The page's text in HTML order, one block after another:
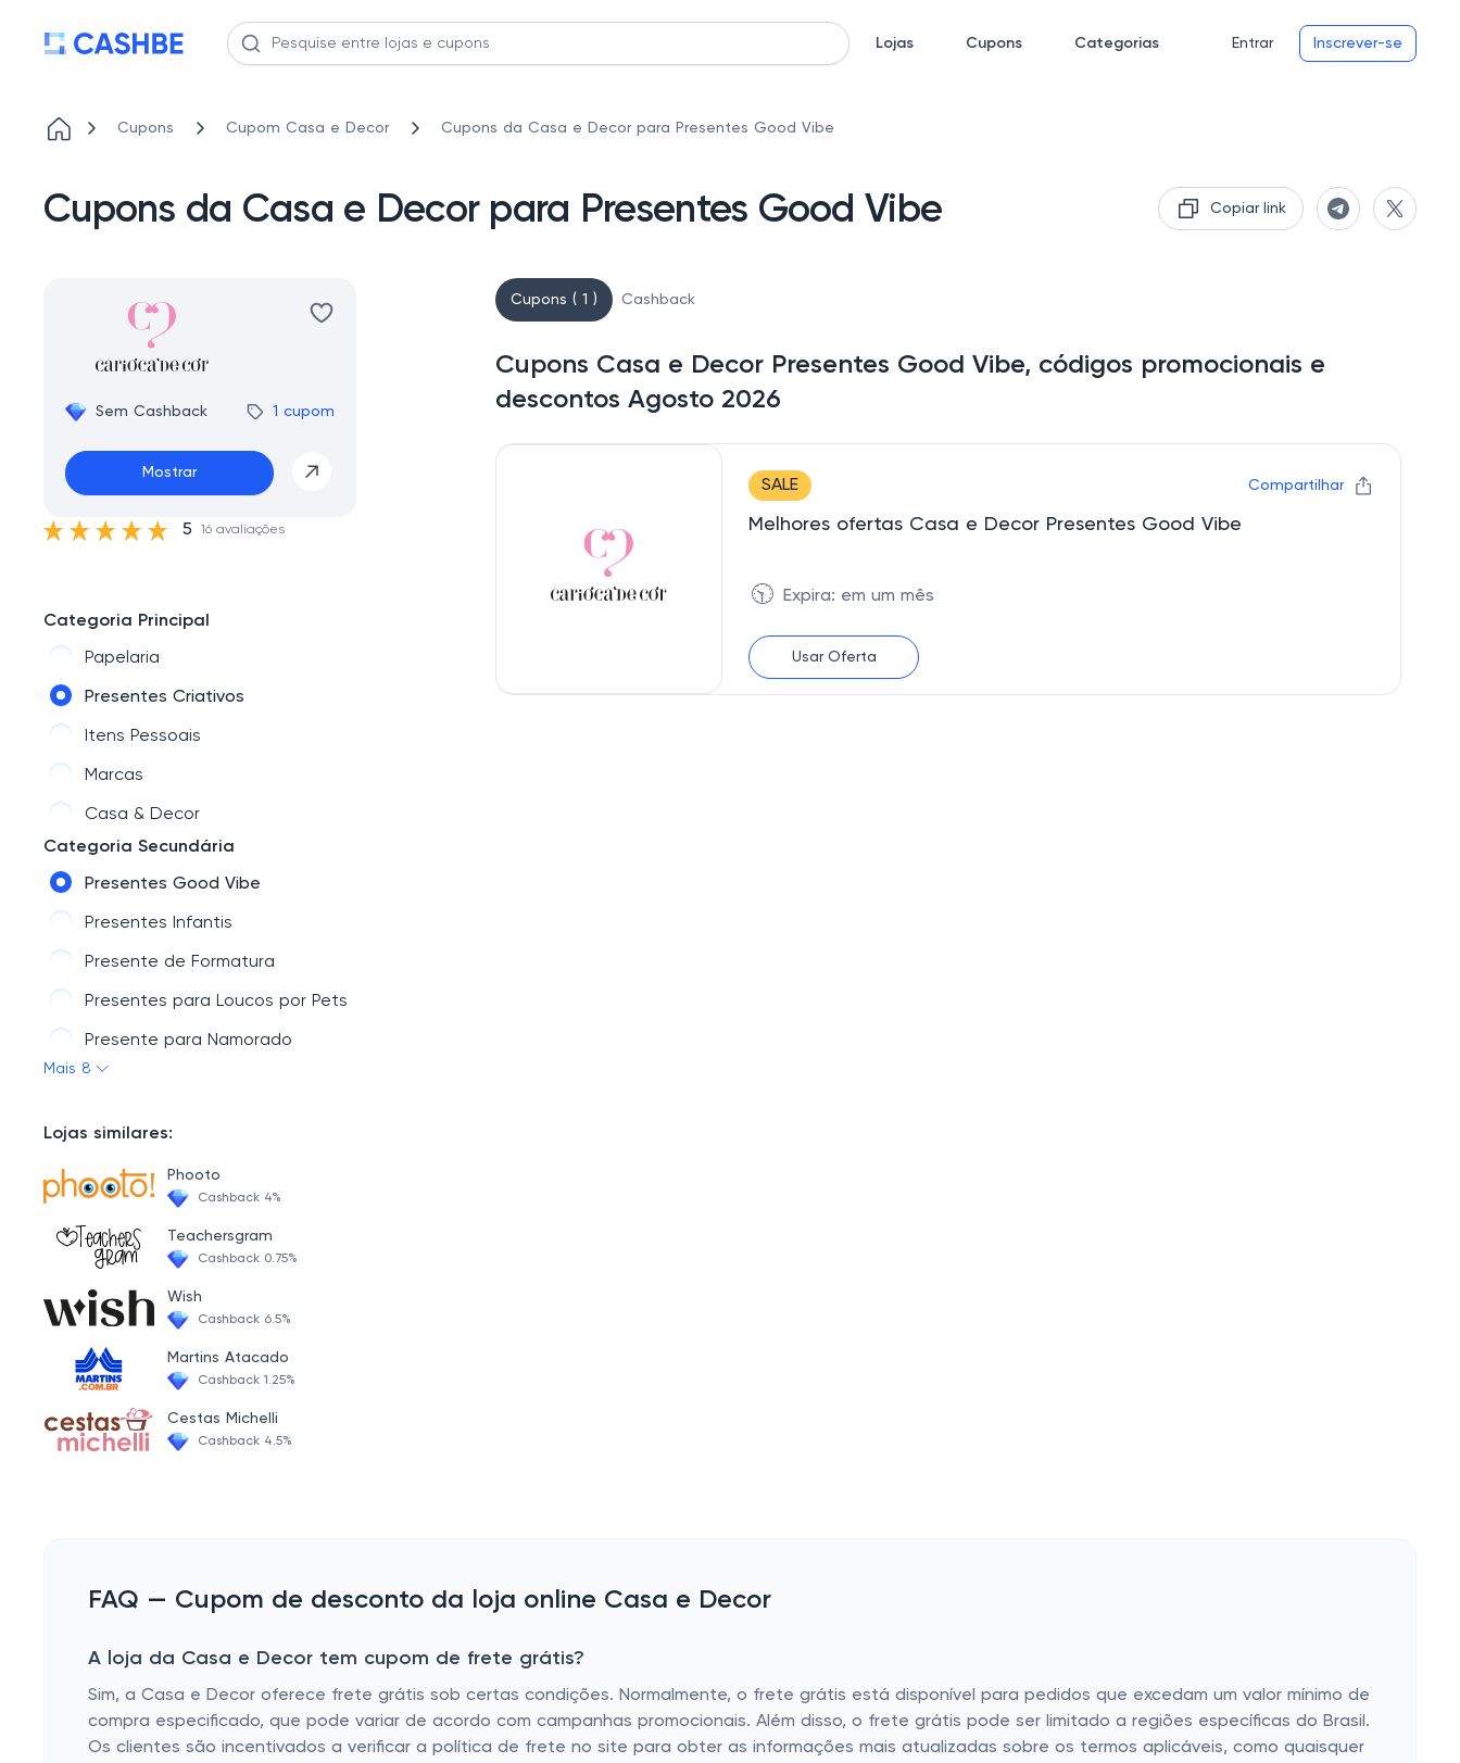
Lojas Cupons Categorias Entrar Inscrever-se
Cupons Cupom Casa e Decor Cupons da Casa e Decor para Presentes Good Vibe
Cupons da Casa e Decor para Presentes Good Vibe Copiar link
Sem Cashback 1 cupom
Mostrar
5 16 avaliações
Categoria Principal
Papelaria
Presentes Criativos
Itens Pessoais
Marcas
Casa & Decor
Categoria Secundária
Presentes Good Vibe
Presentes Infantis
Presente de Formatura
Presentes para Loucos por Pets
Presente para Namorado
Mais 8
Lojas similares:
Phooto
Cashback 4%
Teachersgram
Cashback 0.75%
Wish
Cashback 6.5%
Martins Atacado
Cashback 1.25%
Cestas Michelli
Cashback 4.5%
Cupons ( 1 ) Cashback
Cupons Casa e Decor Presentes Good Vibe, códigos promocionais e
descontos Agosto 2026
SALE Compartilhar
Melhores ofertas Casa e Decor Presentes Good Vibe
🕥 Expira: em um mês
Usar Oferta
FAQ — Cupom de desconto da loja online Casa e Decor
A loja da Casa e Decor tem cupom de frete grátis?
Sim, a Casa e Decor oferece frete grátis sob certas condições. Normalmente, o frete grátis está disponível para pedidos que excedam um valor mínimo de
compra especificado, que pode variar de acordo com campanhas promocionais. Além disso, o frete grátis pode ser limitado a regiões específicas do Brasil.
Os clientes são incentivados a verificar a política de frete no site para obter as informações mais atualizadas sobre os termos aplicáveis, como quaisquer